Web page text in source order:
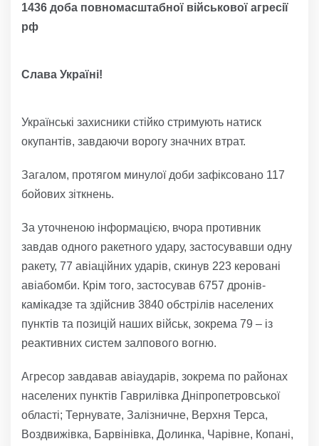
1436 доба повномасштабної військової агресії
рф
Слава Україні!
Українські захисники стійко стримують натиск
окупантів, завдаючи ворогу значних втрат.
Загалом, протягом минулої доби зафіксовано 117
бойових зіткнень.
За уточненою інформацією, вчора противник
завдав одного ракетного удару, застосувавши одну
ракету, 77 авіаційних ударів, скинув 223 керовані
авіабомби. Крім того, застосував 6757 дронів-
камікадзе та здійснив 3840 обстрілів населених
пунктів та позицій наших військ, зокрема 79 – із
реактивних систем залпового вогню.
Агресор завдавав авіаударів, зокрема по районах
населених пунктів Гаврилівка Дніпропетровської
області; Тернувате, Залізничне, Верхня Терса,
Воздвижівка, Барвінівка, Долинка, Чарівне, Копані,